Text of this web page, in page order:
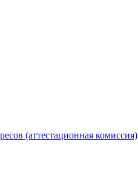
(аттестационная комиссия)